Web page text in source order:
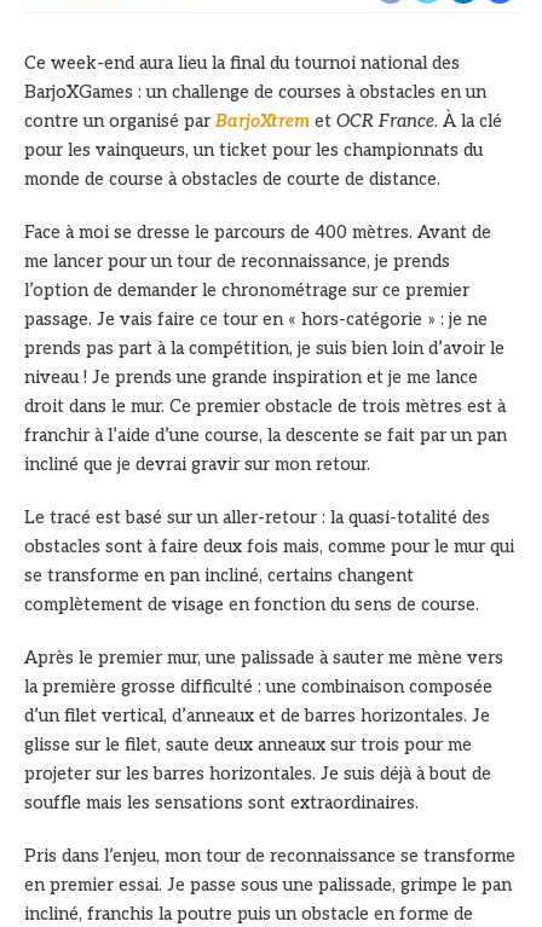
Ce week-end aura lieu la final du tournoi national des
BarjoXGames : un challenge de courses à obstacles en un
contre un organisé parBarjoXtrem et OCR France. À la clé
pour les vainqueurs, un ticket pour les championnats du
monde de course à obstacles de courte de distance.
Face à moi se dresse le parcours de 400 mètres. Avant de
me lancer pour un tour de reconnaissance, je prends
l’option de demander le chronométrage sur ce premier
passage. Je vais faire ce tour en « hors-catégorie » : je ne
prends pas part à la compétition, je suis bien loin d’avoir le
niveau ! Je prends une grande inspiration et je me lance
droit dans le mur. Ce premier obstacle de trois mètres est à
franchir à l’aide d’une course, la descente se fait par un pan
incliné que je devrai gravir sur mon retour.
Le tracé est basé sur un aller-retour : la quasi-totalité des
obstacles sont à faire deux fois mais, comme pour le mur qui
se transforme en pan incliné, certains changent
complètement de visage en fonction du sens de course.
Après le premier mur, une palissade à sauter me mène vers
la première grosse difficulté : une combinaison composée
d’un filet vertical, d’anneaux et de barres horizontales. Je
glisse sur le filet, saute deux anneaux sur trois pour me
projeter sur les barres horizontales. Je suis déjà à bout de
souffle mais les sensations sont extraordinaires.
Pris dans l’enjeu, mon tour de reconnaissance se transforme
en premier essai. Je passe sous une palissade, grimpe le pan
incliné, franchis la poutre puis un obstacle en forme de